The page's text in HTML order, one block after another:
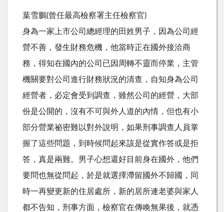
葉雪鵬(曾任最高檢察署主任檢察官)
身為一家上市公司總經理的田姓男子，因為公司經
營不善，發生財務危機，他當時正在國外接洽商
務，得知在國內的公司已因周轉不靈而停業，主管
機關要對公司進行財務狀況的清查，自知身為公司
經營者，必定會受到調查，雖然公司的經營，大部
份是公開的，沒有不可與外人道的內情，但也有小
部分營業祕密難以對外說明，如果刑事調查人員掌
握了這些問題，到時候問起來該是從實作答或是拒
答，真是兩難。男子心想還好目前身在國外，他們
要問也無從問起，於是就選擇滯留國外不歸國，同
時一再變更新的住居處所，新的居所連老婆與家人
都不告知，刑事方面，檢察官在傳喚無果後，就憑